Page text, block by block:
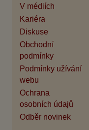
V médiích
Kariéra
Diskuse
Obchodní
podmínky
Podmínky užívání
webu
Ochrana
osobních údajů
Odběr novinek